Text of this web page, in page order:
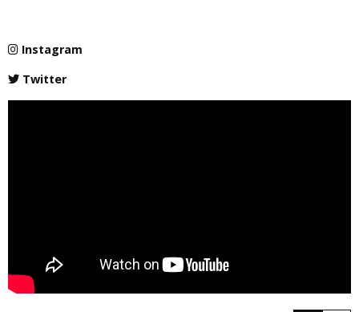
Instagram
Twitter